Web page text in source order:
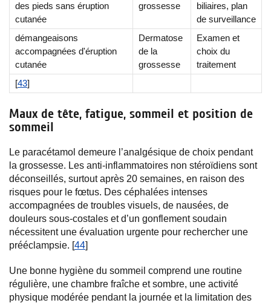
des pieds sans éruption
cutanée
grossesse
biliaires, plan
de surveillance
démangeaisons
accompagnées d'éruption
cutanée
Dermatose
de la
grossesse
Examen et
choix du
traitement
[43]
Maux de tête, fatigue, sommeil et position de
sommeil
Le paracétamol demeure l’analgésique de choix pendant
la grossesse. Les anti-inflammatoires non stéroïdiens sont
déconseillés, surtout après 20 semaines, en raison des
risques pour le fœtus. Des céphalées intenses
accompagnées de troubles visuels, de nausées, de
douleurs sous-costales et d’un gonflement soudain
nécessitent une évaluation urgente pour rechercher une
prééclampsie. [44]
Une bonne hygiène du sommeil comprend une routine
régulière, une chambre fraîche et sombre, une activité
physique modérée pendant la journée et la limitation des